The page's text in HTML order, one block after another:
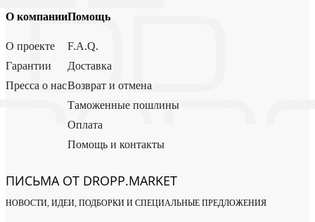
О компании
О проекте
Гарантии
Пресса о нас
Помощь
F.A.Q.
Доставка
Возврат и отмена
Таможенные пошлины
Оплата
Помощь и контакты
ПИСЬМА ОТ DROPP.MARKET
НОВОСТИ, ИДЕИ, ПОДБОРКИ И СПЕЦИАЛЬНЫЕ ПРЕДЛОЖЕНИЯ